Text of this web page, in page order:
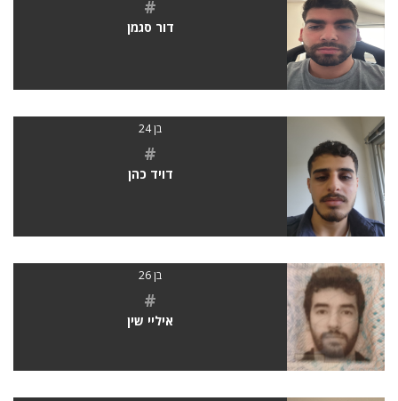
#
דור סגמן
בן 24
#
דויד כהן
בן 26
#
איליי שין